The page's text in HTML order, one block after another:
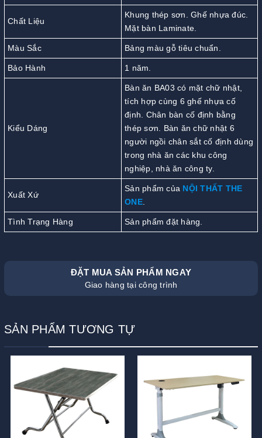
Chất Liệu
Khung thép sơn. Ghế nhựa đúc.
Mặt bàn Laminate.
Màu Sắc Bảng màu gỗ tiêu chuẩn.
Bảo Hành 1 năm.
Kiểu Dáng
Bàn ăn BA03 có mặt chữ nhật,
tích hợp cùng 6 ghế nhựa cố
định. Chân bàn cố định bằng
thép sơn. Bàn ăn chữ nhật 6
người ngồi chân sắt cố định dùng
trong nhà ăn các khu công
nghiệp, nhà ăn công ty.
Xuất Xứ
Sản phẩm của NỘI THẤT THE
ONE.
Tình Trạng Hàng Sản phẩm đặt hàng.
ĐẶT MUA SẢN PHẨM NGAY
Giao hàng tại công trình
SẢN PHẨM TƯƠNG TỰ